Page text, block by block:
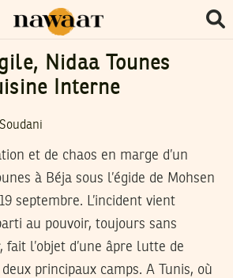
Nidaa Tounes
Interne
et de chaos en marge d’un
à Béja sous l’égide de Mohsen
septembre. L’incident vient
au pouvoir, toujours sans
fait l’objet d’une âpre lutte de
principaux camps. A Tunis, où